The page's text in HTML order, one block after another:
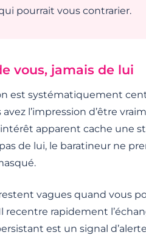
pourrait vous contrarier.
vous, jamais de lui
est systématiquement
avez l’impression d’être
apparent cache une
de lui, le baratineur ne
vagues quand vous
recentre rapidement
est un signal